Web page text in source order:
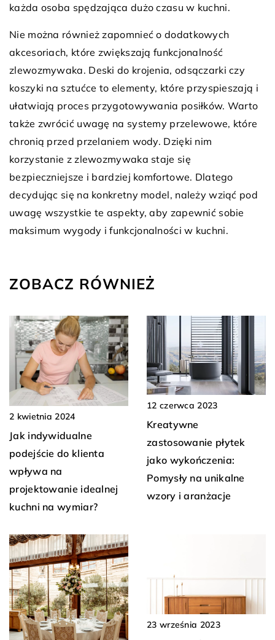
każda osoba spędzająca dużo czasu w kuchni.
Nie można również zapomnieć o dodatkowych
akcesoriach, które zwiększają funkcjonalność
zlewozmywaka. Deski do krojenia, odsączarki czy
koszyki na sztućce to elementy, które przyspieszają i
ułatwiają proces przygotowywania posiłków. Warto
także zwrócić uwagę na systemy przelewowe, które
chronią przed przelaniem wody. Dzięki nim
korzystanie z zlewozmywaka staje się
bezpieczniejsze i bardziej komfortowe. Dlatego
decydując się na konkretny model, należy wziąć pod
uwagę wszystkie te aspekty, aby zapewnić sobie
maksimum wygody i funkcjonalności w kuchni.
ZOBACZ RÓWNIEŻ
2 kwietnia 2024
Jak indywidualne
podejście do klienta
wpływa na
projektowanie idealnej
kuchni na wymiar?
12 czerwca 2023
Kreatywne
zastosowanie płytek
jako wykończenia:
Pomysły na unikalne
wzory i aranżacje
23 września 2023